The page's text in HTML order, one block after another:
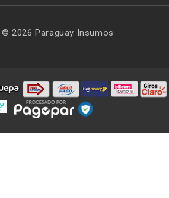
2026 Paraguay Insumos